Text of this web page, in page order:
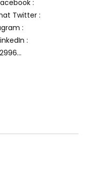
:
Twitter :
:
: